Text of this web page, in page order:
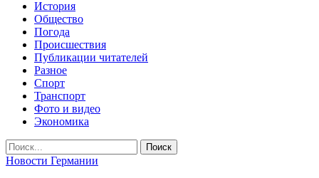
История
Общество
Погода
Происшествия
Публикации читателей
Разное
Спорт
Транспорт
Фото и видео
Экономика
Новости Германии